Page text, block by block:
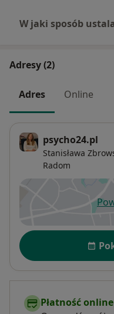
W jaki sposób
Adresy (2)
Adres Online
psycho24.pl
Stanisława
Radom
Dostępność
Płatność